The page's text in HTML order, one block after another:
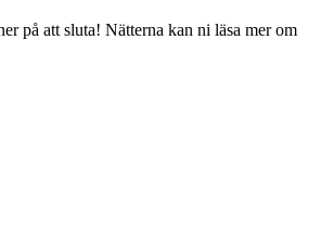
på att sluta! Nätterna kan ni läsa mer om